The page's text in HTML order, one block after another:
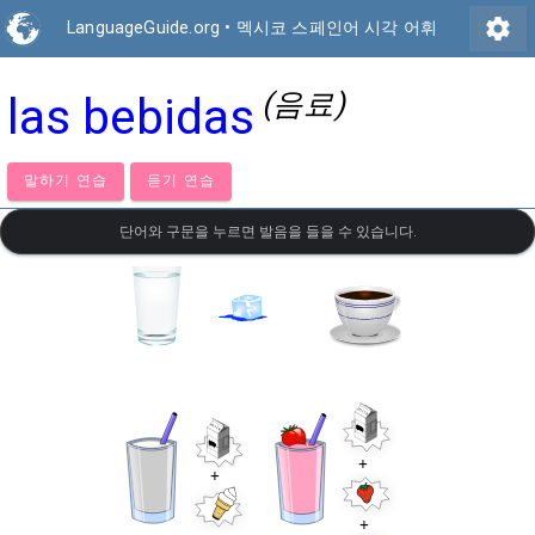
LanguageGuide.org • 멕시코 스페인어 시각 어휘 settings
las bebidas (음료)
말하기 연습 듣기 연습
단어와 구문을 누르면 발음을 들을 수 있습니다.